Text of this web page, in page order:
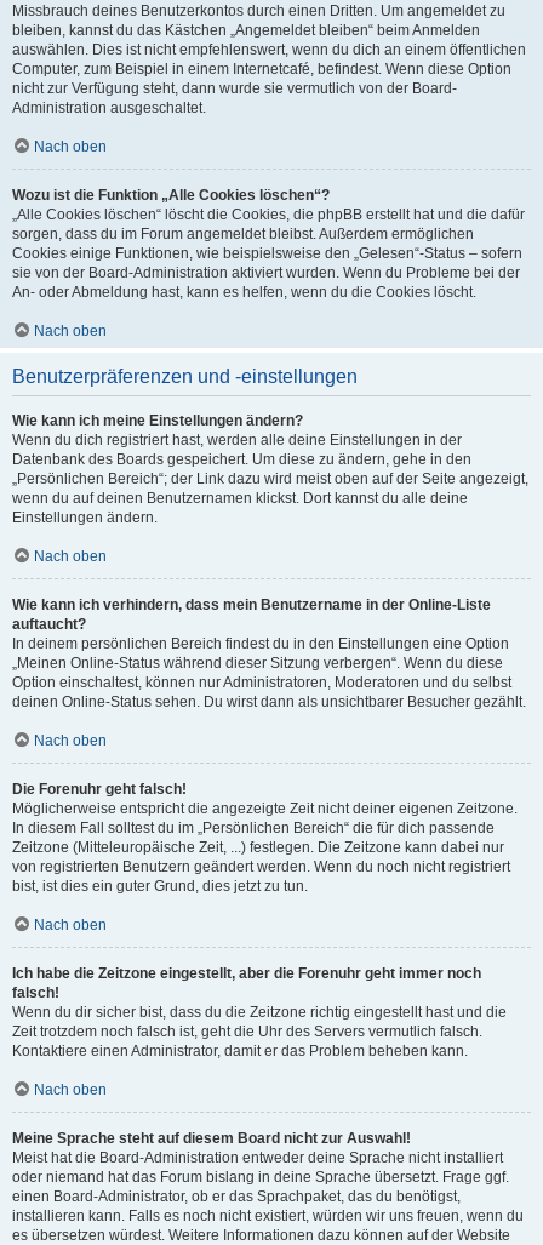
Missbrauch deines Benutzerkontos durch einen Dritten. Um angemeldet zu
bleiben, kannst du das Kästchen „Angemeldet bleiben“ beim Anmelden
auswählen. Dies ist nicht empfehlenswert, wenn du dich an einem öffentlichen
Computer, zum Beispiel in einem Internetcafé, befindest. Wenn diese Option
nicht zur Verfügung steht, dann wurde sie vermutlich von der Board-
Administration ausgeschaltet.
Nach oben
Wozu ist die Funktion „Alle Cookies löschen“?
„Alle Cookies löschen“ löscht die Cookies, die phpBB erstellt hat und die dafür
sorgen, dass du im Forum angemeldet bleibst. Außerdem ermöglichen
Cookies einige Funktionen, wie beispielsweise den „Gelesen“-Status – sofern
sie von der Board-Administration aktiviert wurden. Wenn du Probleme bei der
An- oder Abmeldung hast, kann es helfen, wenn du die Cookies löscht.
Nach oben
Benutzerpräferenzen und -einstellungen
Wie kann ich meine Einstellungen ändern?
Wenn du dich registriert hast, werden alle deine Einstellungen in der
Datenbank des Boards gespeichert. Um diese zu ändern, gehe in den
„Persönlichen Bereich“; der Link dazu wird meist oben auf der Seite angezeigt,
wenn du auf deinen Benutzernamen klickst. Dort kannst du alle deine
Einstellungen ändern.
Nach oben
Wie kann ich verhindern, dass mein Benutzername in der Online-Liste
auftaucht?
In deinem persönlichen Bereich findest du in den Einstellungen eine Option
„Meinen Online-Status während dieser Sitzung verbergen“. Wenn du diese
Option einschaltest, können nur Administratoren, Moderatoren und du selbst
deinen Online-Status sehen. Du wirst dann als unsichtbarer Besucher gezählt.
Nach oben
Die Forenuhr geht falsch!
Möglicherweise entspricht die angezeigte Zeit nicht deiner eigenen Zeitzone.
In diesem Fall solltest du im „Persönlichen Bereich“ die für dich passende
Zeitzone (Mitteleuropäische Zeit, ...) festlegen. Die Zeitzone kann dabei nur
von registrierten Benutzern geändert werden. Wenn du noch nicht registriert
bist, ist dies ein guter Grund, dies jetzt zu tun.
Nach oben
Ich habe die Zeitzone eingestellt, aber die Forenuhr geht immer noch
falsch!
Wenn du dir sicher bist, dass du die Zeitzone richtig eingestellt hast und die
Zeit trotzdem noch falsch ist, geht die Uhr des Servers vermutlich falsch.
Kontaktiere einen Administrator, damit er das Problem beheben kann.
Nach oben
Meine Sprache steht auf diesem Board nicht zur Auswahl!
Meist hat die Board-Administration entweder deine Sprache nicht installiert
oder niemand hat das Forum bislang in deine Sprache übersetzt. Frage ggf.
einen Board-Administrator, ob er das Sprachpaket, das du benötigst,
installieren kann. Falls es noch nicht existiert, würden wir uns freuen, wenn du
es übersetzen würdest. Weitere Informationen dazu können auf der Website